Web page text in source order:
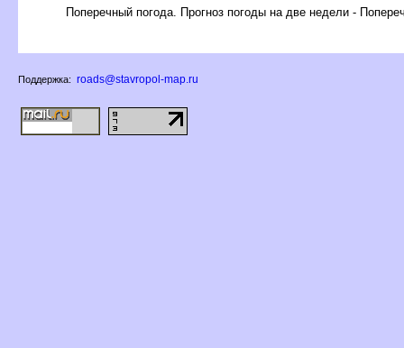
Поперечный погода. Прогноз погоды на две недели -
Поддержка: roads@stavropol-map.ru